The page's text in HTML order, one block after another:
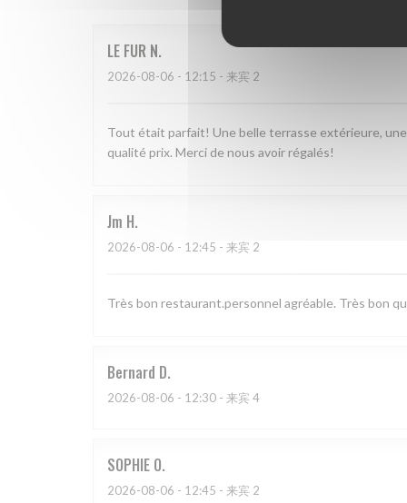
LE FUR N
2026-08-06 - 12:15 - 来宾 2
Tout était parfait! Une belle terrasse extérieure,
qualité prix. Merci de nous avoir régalés!
Jm H
2026-08-06 - 12:45 - 来宾 2
Très bon restaurant.personnel agréable. Très bon
Bernard D
2026-08-06 - 12:30 - 来宾 4
SOPHIE O
2026-08-06 - 12:45 - 来宾 2